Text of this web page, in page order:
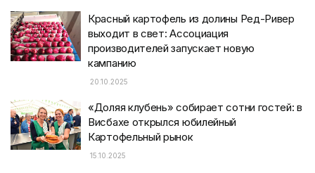
Красный картофель из долины Ред-Ривер
выходит в свет: Ассоциация
производителей запускает новую
кампанию
20.10.2025
«Доляя клубень» собирает сотни гостей: в
Висбахе открылся юбилейный
Картофельный рынок
15.10.2025